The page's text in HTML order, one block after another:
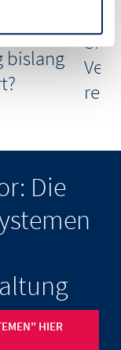
bislang
Sie
Die
HIER